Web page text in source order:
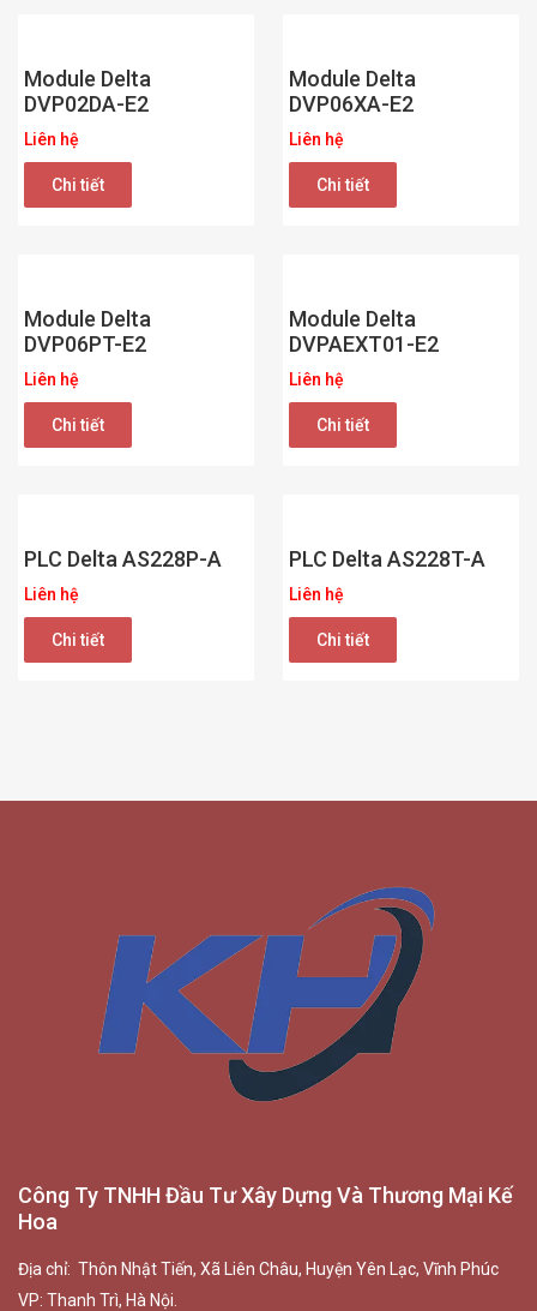
Module Delta
DVP02DA-E2
Liên hệ
Chi tiết
Module Delta
DVP06XA-E2
Liên hệ
Chi tiết
Module Delta
DVP06PT-E2
Liên hệ
Chi tiết
Module Delta
DVPAEXT01-E2
Liên hệ
Chi tiết
PLC Delta AS228P-A
Liên hệ
Chi tiết
PLC Delta AS228T-A
Liên hệ
Chi tiết
Công Ty TNHH Đầu Tư Xây Dựng Và Thương Mại Kế
Hoa
Địa chỉ: Thôn Nhật Tiến, Xã Liên Châu, Huyện Yên Lạc, Vĩnh Phúc
VP: Thanh Trì, Hà Nội.